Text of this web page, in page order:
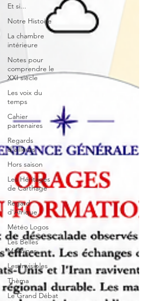
Et si...
Notre Histoire
La chambre
intérieure
Notes pour
comprendre le
XXI siècle
Les voix du
temps
Cahier
partenaires
Regards
d'ailleurs
Hors saison
Les Héritages
de Carthage
Regard
d'Afrique
Météo Logos
Les Belles
Machines
Les Invisibles
Thèma
Le Grand Débat